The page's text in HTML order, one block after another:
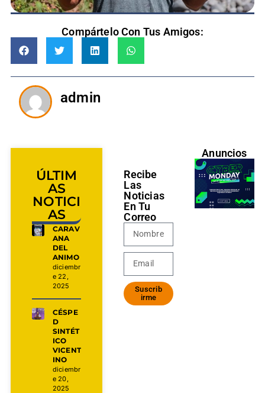
Compártelo Con Tus Amigos:
admin
ÚLTIM
AS
NOTICI
AS
CARAV
ANA
DEL
ANIMO
diciembr
e 22,
2025
CÉSPE
D
SINTÉT
ICO
VICENT
INO
diciembr
e 20,
2025
Recibe
Las
Noticias
En Tu
Correo
Suscrib
irme
Anuncios